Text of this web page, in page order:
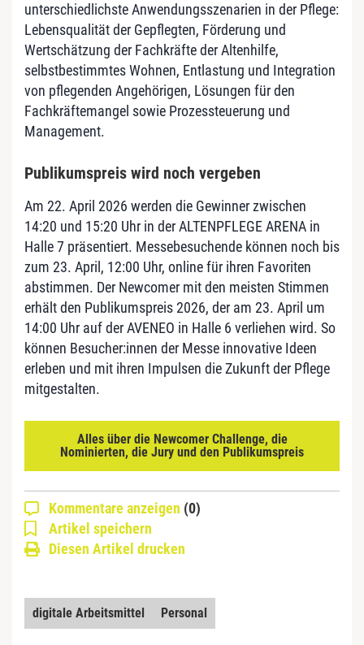
unterschiedlichste Anwendungsszenarien in der Pflege:
Lebensqualität der Gepflegten, Förderung und
Wertschätzung der Fachkräfte der Altenhilfe,
selbstbestimmtes Wohnen, Entlastung und Integration
von pflegenden Angehörigen, Lösungen für den
Fachkräftemangel sowie Prozessteuerung und
Management.
Publikumspreis wird noch vergeben
Am 22. April 2026 werden die Gewinner zwischen
14:20 und 15:20 Uhr in der ALTENPFLEGE ARENA in
Halle 7 präsentiert. Messebesuchende können noch bis
zum 23. April, 12:00 Uhr, online für ihren Favoriten
abstimmen. Der Newcomer mit den meisten Stimmen
erhält den Publikumspreis 2026, der am 23. April um
14:00 Uhr auf der AVENEO in Halle 6 verliehen wird. So
können Besucher:innen der Messe innovative Ideen
erleben und mit ihren Impulsen die Zukunft der Pflege
mitgestalten.
Alles über die Newcomer Challenge, die
Nominierten, die Jury und den Publikumspreis
Kommentare anzeigen (0)
Artikel speichern
Diesen Artikel drucken
digitale Arbeitsmittel Personal